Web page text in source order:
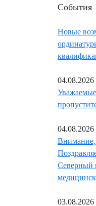
События
Новые
04.08.2026
04.08.2026
Северный
03.08.2026